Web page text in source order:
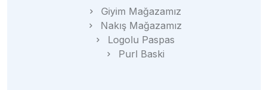
Giyim Mağazamız
Nakış Mağazamız
Logolu Paspas
Purl Baski